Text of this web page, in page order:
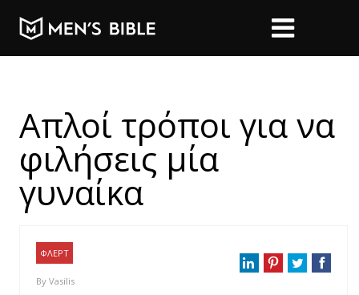
Απλοί τρόποι για να
φιλήσεις μία
γυναίκα
ΦΛΕΡΤ
By Vasilis